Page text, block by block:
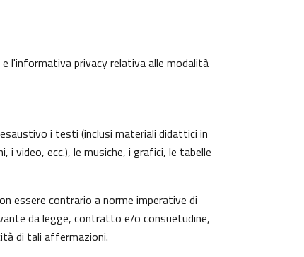
l'informativa privacy relativa alle modalità
i testi (inclusi materiali didattici in
video, ecc.), le musiche, i grafici, le tabelle
essere contrario a norme imperative di
da legge, contratto e/o consuetudine,
di tali affermazioni.